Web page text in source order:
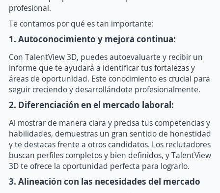
profesional.
Te contamos por qué es tan importante:
1. Autoconocimiento y mejora continua:
Con TalentView 3D, puedes autoevaluarte y recibir un
informe que te ayudará a identificar tus fortalezas y
áreas de oportunidad. Este conocimiento es crucial para
seguir creciendo y desarrollándote profesionalmente.
2. Diferenciación en el mercado laboral:
Al mostrar de manera clara y precisa tus competencias y
habilidades, demuestras un gran sentido de honestidad
y te destacas frente a otros candidatos. Los reclutadores
buscan perfiles completos y bien definidos, y TalentView
3D te ofrece la oportunidad perfecta para lograrlo.
3. Alineación con las necesidades del mercado